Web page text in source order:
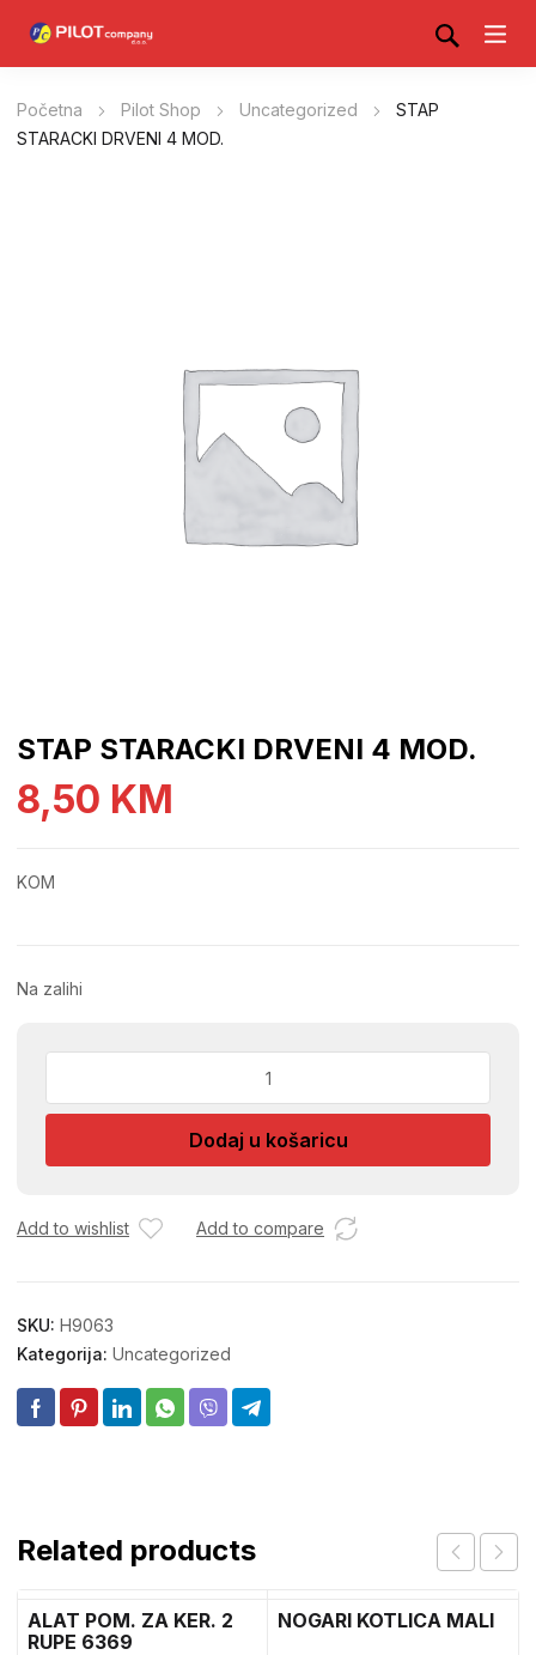
Početna Pilot Shop Uncategorized
STAP
STARACKI DRVENI 4 MOD.
STAP STARACKI DRVENI 4 MOD.
8,50 KM
KOM
Na zalihi
DRVENI
MOD.
Dodaj u košaricu
Add to wishlist Add to compare
SKU: H9063
Kategorija: Uncategorized
Related products
ALAT POM. ZA KER. 2
RUPE 6369
NOGARI KOTLICA MALI